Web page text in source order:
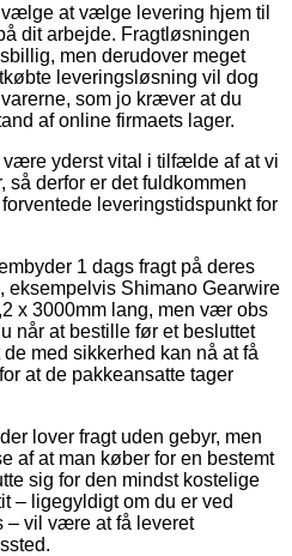
at vælge levering hjem til
dit arbejde. Fragtløsningen
men derudover meget
leveringsløsning vil dog
som jo kræver at du
af online firmaets lager.
være yderst vital i tilfælde af at vi
så derfor er det fuldkommen
leveringstidspunkt for
1 dags fragt på deres
eksempelvis Shimano Gearwire
x 3000mm lang, men vær obs
når at bestille før et besluttet
med sikkerhed kan nå at få
at de pakkeansatte tager
lover fragt uden gebyr, men
af at man køber for en bestemt
sig for den mindst kostelige
– ligegyldigt om du er ved
– vil være at få leveret